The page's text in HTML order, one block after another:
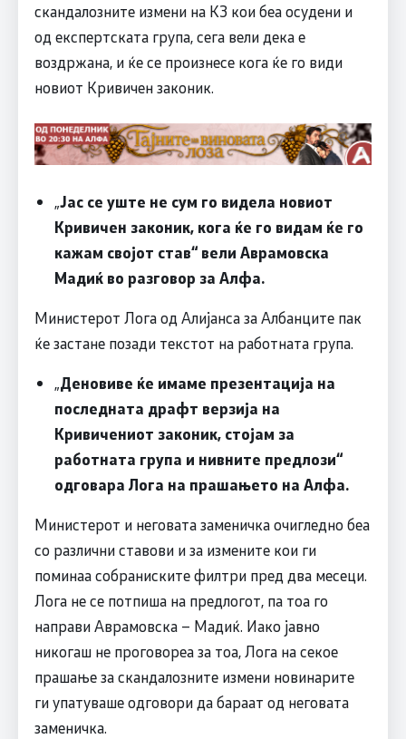
скандалозните измени на КЗ кои беа осудени и
од експертската група, сега вели дека е
воздржана, и ќе се произнесе кога ќе го види
новиот Кривичен законик.
„Јас се уште не сум го видела новиот
Кривичен законик, кога ќе го видам ќе го
кажам својот став“ вели Аврамовска
Мадиќ во разговор за Алфа.
Министерот Лога од Алијанса за Албанците пак
ќе застане позади текстот на работната група.
„Деновиве ќе имаме презентација на
последната драфт верзија на
Кривичениот законик, стојам за
работната група и нивните предлози“
одговара Лога на прашањето на Алфа.
Министерот и неговата заменичка очигледно беа
со различни ставови и за измените кои ги
поминаа собраниските филтри пред два месеци.
Лога не се потпиша на предлогот, па тоа го
направи Аврамовска – Мадиќ. Иако јавно
никогаш не проговореа за тоа, Лога на секое
прашање за скандалозните измени новинарите
ги упатуваше одговори да бараат од неговата
заменичка.